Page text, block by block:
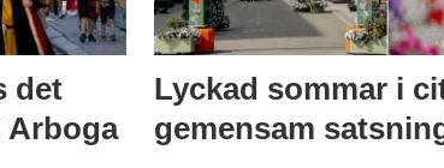
det
Arboga
Lyckad sommar i
gemensam